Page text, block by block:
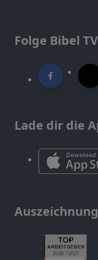
Folge Bibel
Lade dir die